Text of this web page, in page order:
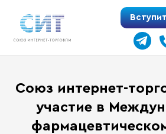
содержимому
Союз интернет-
участие в